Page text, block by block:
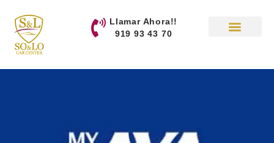
Llamar Ahora!!
919 93 43 70